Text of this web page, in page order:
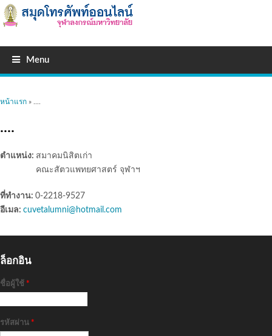
Menu
คุณอยู่ที่นี่
หน้าแรก » ....
....
ตำแหน่ง: สมาคมนิสิตเก่า
คณะสัตวแพทยศาสตร์ จุฬาฯ
ที่ทำงาน: 0-2218-9527
อีเมล: cuvetalumni@hotmail.com
ล็อกอิน
ชื่อผู้ใช้ *
รหัสผ่าน *